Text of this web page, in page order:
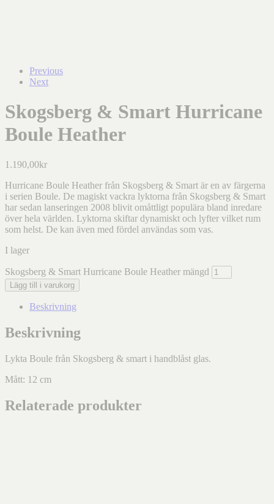
Previous
Next
Skogsberg & Smart Hurricane
Boule Heather
1.190,00kr
Hurricane Boule Heather från Skogsberg & Smart är en av färgerna
i serien Boule. De magiskt vackra lyktorna från Skogsberg & Smart
har sedan lanseringen 2008 blivit omåttligt populära bland inredare
över hela världen. Lyktorna skiftar dynamiskt och lyfter vilket rum
som helst. De kan även med fördel användas som vas.
I lager
Skogsberg & Smart Hurricane Boule Heather mängd
Lägg till i varukorg
Beskrivning
Beskrivning
Lykta Boule från Skogsberg & smart i handblåst glas.
Mått: 12 cm
Relaterade produkter